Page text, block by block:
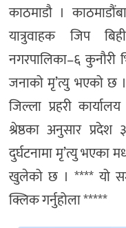
काठमाडौ ।
यात्रुवाहक जिप
नगरपालिका–६ कुनौरी
जनाको मृ’त्यु भएको
जिल्ला प्रहरी
श्रेष्ठका अनुसार
दुर्घटनामा मृ’त्यु भएका
खुलेको छ । **** यो
क्लिक गर्नुहोला *****